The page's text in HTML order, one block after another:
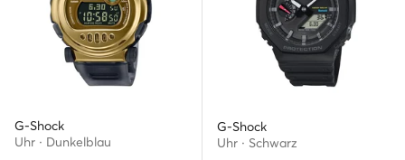
G-Shock
Uhr · Dunkelblau
G-Shock
Uhr · Schwarz